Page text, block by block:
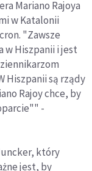
Mariano Rajoya
w Katalonii
"Zawsze
w Hiszpanii i jest
Hiszpanii są rządy
Rajoy chce, by
-
który
jest, by